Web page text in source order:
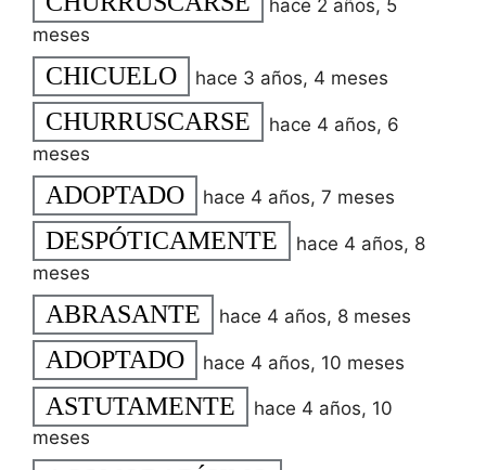
hace 2 años, 5
meses
CHICUELO hace 3 años, 4 meses
CHURRUSCARSE
hace 4 años, 6
meses
ADOPTADO hace 4 años, 7 meses
DESPÓTICAMENTE
hace 4 años, 8
meses
ABRASANTE hace 4 años, 8 meses
ADOPTADO hace 4 años, 10 meses
ASTUTAMENTE
hace 4 años, 10
meses